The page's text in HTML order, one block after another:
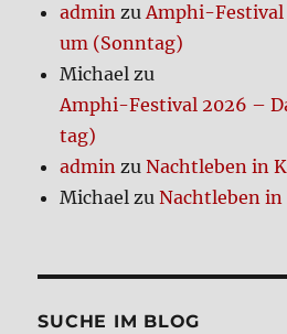
admin zuAmphi-
um (Sonn­tag)
Michael zu
Amphi-Festi­val 2026 –
tag)
admin zuNacht­le­ben in
Michael zuNacht­le­ben
SUCHE IM BLOG